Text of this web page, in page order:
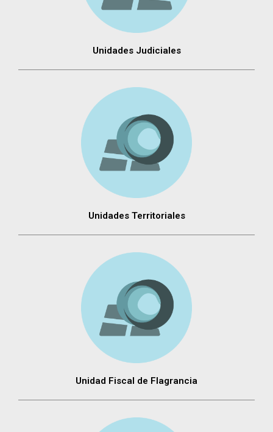
Unidades Judiciales
Unidades Territoriales
Unidad Fiscal de Flagrancia